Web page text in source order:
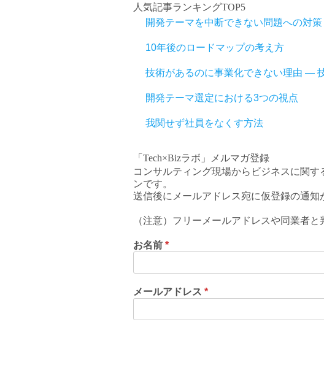
人気記事ランキングTOP5
開発テーマを中断できない問題への対策
10年後のロードマップの考え方
技術があるのに事業化できない理由 ―
開発テーマ選定における3つの視点
我関せず社員をなくす方法
「Tech×Bizラボ」メルマガ登録
コンサルティング現場からビジネスに関
ンです。
送信後にメールアドレス宛に仮登録の通知
（注意）フリーメールアドレスや同業者
お名前 *
メールアドレス *